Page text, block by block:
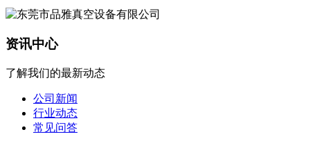
资讯中心
了解我们的最新动态
公司新闻
行业动态
常见问答